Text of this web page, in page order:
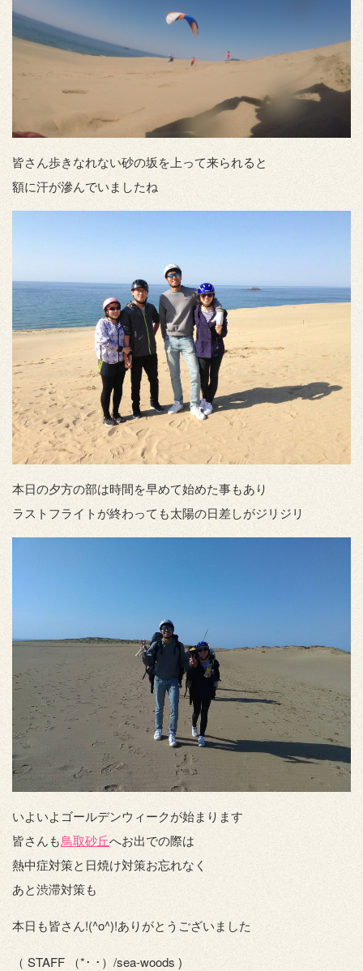
皆さん歩きなれない砂の坂を上って来られると
額に汗が滲んでいましたね
本日の夕方の部は時間を早めて始めた事もあり
ラストフライトが終わっても太陽の日差しがジリジリ
いよいよゴールデンウィークが始まります
皆さんも鳥取砂丘へお出での際は
熱中症対策と日焼け対策お忘れなく
あと渋滞対策も
本日も皆さん!(^o^)!ありがとうございました
（ STAFF （*･ ･）/sea-woods )